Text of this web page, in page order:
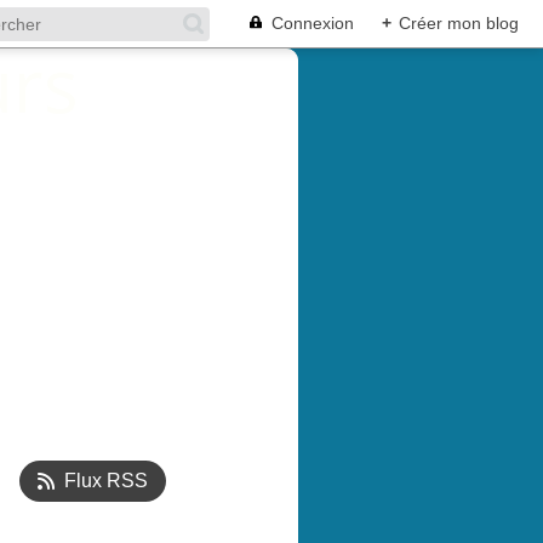
Connexion + Créer mon blog
Flux RSS